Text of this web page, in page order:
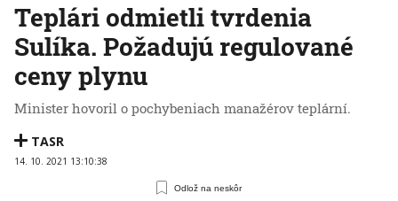
Teplári odmietli tvrdenia
Sulíka. Požadujú regulované
ceny plynu
Minister hovoril o pochybeniach manažérov teplární.
TASR
14. 10. 2021 13:10:38
Odlož na neskôr